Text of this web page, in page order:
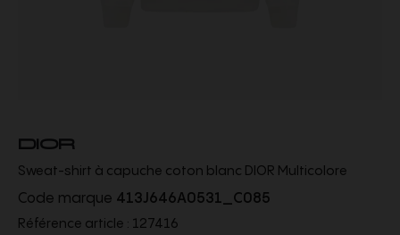
DIOR
Sweat-shirt à capuche coton blanc DIOR Multicolore
Code marque 413J646A0531_C085
Référence article : 127416